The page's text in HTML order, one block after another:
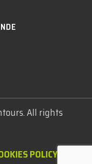
All rights
POLICY